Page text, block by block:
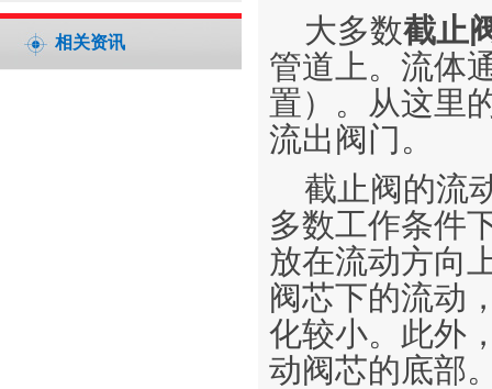
相关资讯
大多数截止
管道上。流体
置）。从这里
流出阀门。
截止阀 的流
多数工作条件
放在流动方向
阀芯下的流动
化较小。此外
动阀芯的底部